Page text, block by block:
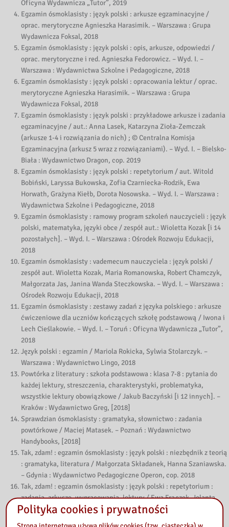
Oficyna Wydawnicza „Tutor”, 2019
Egzamin ósmoklasisty : język polski : arkusze egzaminacyjne /
oprac. merytoryczne Agnieszka Harasimik. – Warszawa : Grupa
Wydawnicza Foksal, 2018
Egzamin ósmoklasisty : język polski : opis, arkusze, odpowiedzi /
oprac. merytoryczne i red. Agnieszka Fedorowicz. – Wyd. I. –
Warszawa : Wydawnictwa Szkolne i Pedagogiczne, 2018
Egzamin ósmoklasisty : język polski : opracowania lektur / oprac.
merytoryczne Agnieszka Harasimik. – Warszawa : Grupa
Wydawnicza Foksal, 2018
Egzamin ósmoklasisty : język polski : przykładowe arkusze i zadania
egzaminacyjne / aut.: Anna Lasek, Katarzyna Zioła-Zemczak
(arkusze 1-4 i rozwiązania do nich) ; © Centralna Komisja
Egzaminacyjna (arkusz 5 wraz z rozwiązaniami). – Wyd. I. – Bielsko-
Biała : Wydawnictwo Dragon, cop. 2019
Egzamin ósmoklasisty : język polski : repetytorium / aut. Witold
Bobiński, Laryssa Bukowska, Zofia Czarniecka-Rodzik, Ewa
Horwath, Grażyna Kiełb, Dorota Nosowska. – Wyd. I. – Warszawa :
Wydawnictwa Szkolne i Pedagogiczne, 2018
Egzamin ósmoklasisty : ramowy program szkoleń nauczycieli : język
polski, matematyka, języki obce / zespół aut.: Wioletta Kozak [i 14
pozostałych]. – Wyd. I. – Warszawa : Ośrodek Rozwoju Edukacji,
2018
Egzamin ósmoklasisty : vademecum nauczyciela : język polski /
zespół aut. Wioletta Kozak, Maria Romanowska, Robert Chamczyk,
Małgorzata Jas, Janina Wanda Steczkowska. – Wyd. I. – Warszawa :
Ośrodek Rozwoju Edukacji, 2018
Egzamin ósmoklasisty : zestawy zadań z języka polskiego : arkusze
ćwiczeniowe dla uczniów kończących szkołę podstawową / Iwona i
Lech Cieślakowie. – Wyd. I. – Toruń : Oficyna Wydawnicza „Tutor”,
2018
Język polski : egzamin / Mariola Rokicka, Sylwia Stolarczyk. –
Warszawa : Wydawnictwo Lingo, 2018
Powtórka z literatury : szkoła podstawowa : klasa 7-8 : pytania do
każdej lektury, streszczenia, charakterystyki, problematyka,
wszystkie lektury obowiązkowe / Jakub Baczyński [i 12 innych]. –
Kraków : Wydawnictwo Greg, [2018]
Sprawdzian ósmoklasisty : gramatyka, słownictwo : zadania
powtórkowe / Maciej Matasek. – Poznań : Wydawnictwo
Handybooks, [2018]
Tak, zdam! : egzamin ósmoklasisty : język polski : niezbędnik z teorią
: gramatyka, literatura / Małgorzata Składanek, Hanna Szaniawska.
– Gdynia : Wydawnictwo Pedagogiczne Operon, cop. 2018
Tak, zdam! : egzamin ósmoklasisty : język polski : repetytorium :
zadania, arkusze, wypracowania, lektury / Ewa Frączek, Jolanta
Eisner, Beata Parchem-Albecka, Małgorzata Cichewicz, Agnieszka
Willma. – Gdynia : Wydawnictwo Pedagogiczne Operon, cop. 2018
Polityka cookies i prywatności